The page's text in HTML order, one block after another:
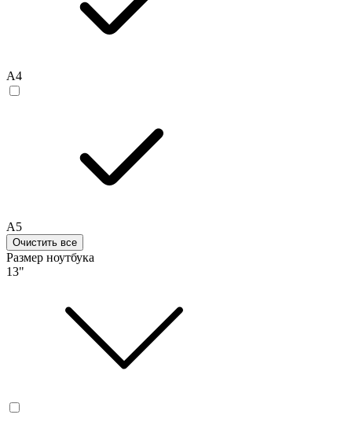
A4
A5
Очистить все
Размер ноутбука
13"